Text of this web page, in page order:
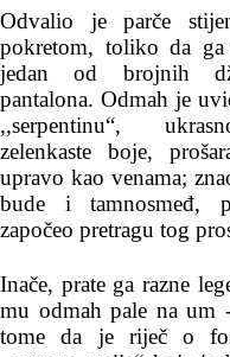
Odvalio je parče
pokretom, toliko da
jedan od brojnih
pantalona. Odmah je
,,serpentinu“,
zelenkaste boje,
upravo kao venama;
bude i tamnosmeđ,
započeo pretragu tog
Inače, prate ga razne
mu odmah pale na um
tome da je riječ o